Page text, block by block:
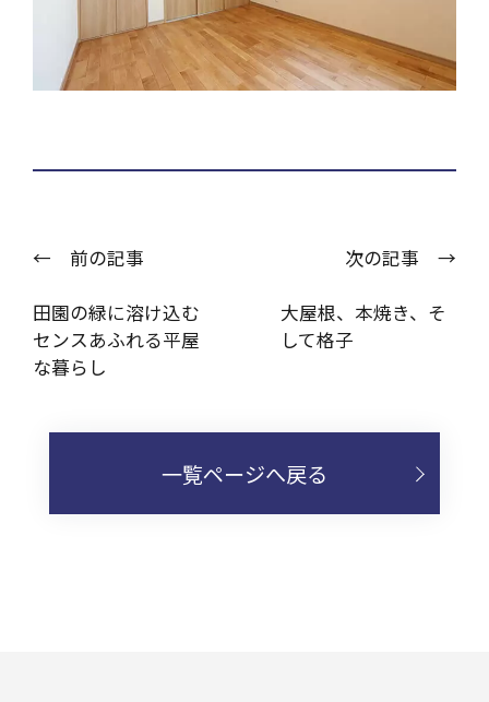
← 前の記事
田園の緑に溶け込む
センスあふれる平屋
な暮らし
一覧ページへ戻る
次の記事 →
大屋根、本焼き、そ
して格子